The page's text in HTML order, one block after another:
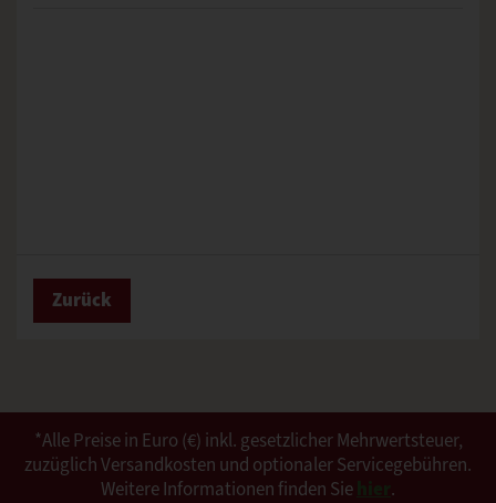
Zurück
*Alle Preise in Euro (€) inkl. gesetzlicher Mehrwertsteuer,
zuzüglich Versandkosten und optionaler Servicegebühren.
Weitere Informationen finden Sie
.